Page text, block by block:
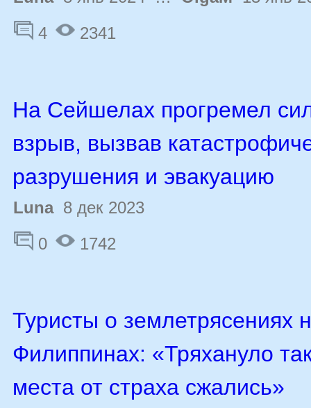
4
2341
На Сейшелах прогремел
взрыв, вызвав
разрушения и эвакуацию
Luna8 дек 2023
0
1742
Туристы о землетрясениях
Филиппинах: «Тряхануло
места от страха сжались»